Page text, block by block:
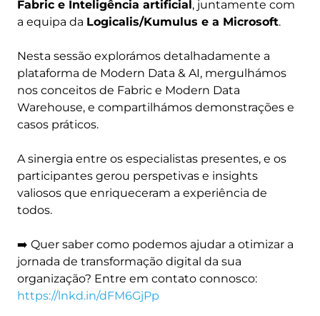
Fabric e Inteligência artificial, juntamente com
a equipa da Logicalis/Kumulus e a Microsoft.
Nesta sessão explorámos detalhadamente a
plataforma de Modern Data & AI, mergulhámos
nos conceitos de Fabric e Modern Data
Warehouse, e compartilhámos demonstrações e
casos práticos.
A sinergia entre os especialistas presentes, e os
participantes gerou perspetivas e insights
valiosos que enriqueceram a experiência de
todos.
➡️ Quer saber como podemos ajudar a otimizar a
jornada de transformação digital da sua
organização? Entre em contato connosco:
https://lnkd.in/dFM6GjPp